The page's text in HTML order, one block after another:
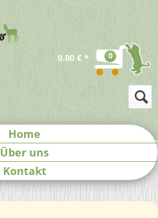
0
0,00 € *
Home
Über uns
Kontakt